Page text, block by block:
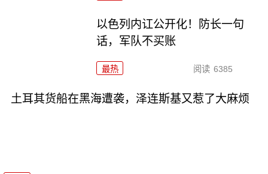
以色列内讧公开化！防长一句
话，军队不买账
最热 阅读 6385
土耳其货船在黑海遭袭，泽连斯基又惹了大麻烦